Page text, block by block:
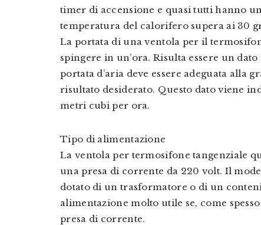
timer di accensione e quasi tutti hanno
temperatura del calorifero supera ai 30
La portata di una ventola per il
spingere in un’ora. Risulta essere un
portata d’aria deve essere adeguata alla
risultato desiderato. Questo dato viene
metri cubi per ora.
Tipo di alimentazione
La ventola per termosifone tangenziale
una presa di corrente da 220 volt. Il
dotato di un trasformatore o di un
alimentazione molto utile se, come
presa di corrente.